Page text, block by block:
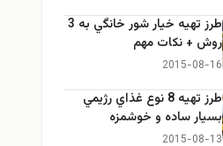
طرز تهيه خیار شور خانگي به 3
روش + نكات مهم
2015-08-16
طرز تهيه 8 نوع غذاي رژيمي
بسيار ساده و خوشمزه
2015-08-13